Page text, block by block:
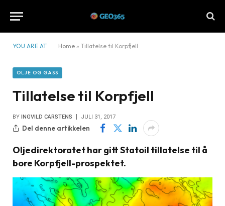
YOU ARE AT: Home » Tillatelse til Korpfjell
OLJE OG GASS
Tillatelse til Korpfjell
BY INGVILD CARSTENS JULI 31, 2017
Del denne artikkelen
Oljedirektoratet har gitt Statoil tillatelse til å
bore Korpfjell-prospektet.